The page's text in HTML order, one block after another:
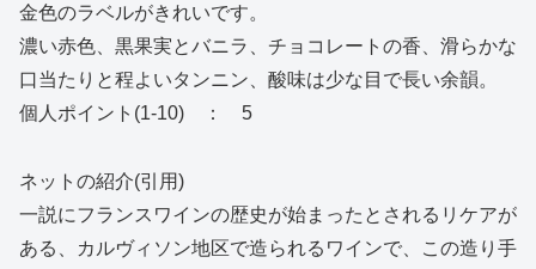
金色のラベルがきれいです。
濃い赤色、黒果実とバニラ、チョコレートの香、滑らかな
口当たりと程よいタンニン、酸味は少な目で長い余韻。
個人ポイント(1-10) ： 5
ネットの紹介(引用)
一説にフランスワインの歴史が始まったとされるリケアが
ある、カルヴィソン地区で造られるワインで、この造り手